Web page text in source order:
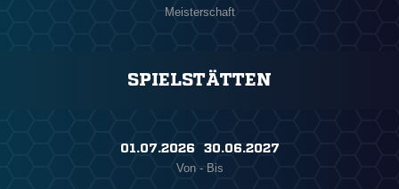
Meisterschaft
SPIELSTÄTTEN
01.07.2026 ​ 30.06.2027
Von - Bis